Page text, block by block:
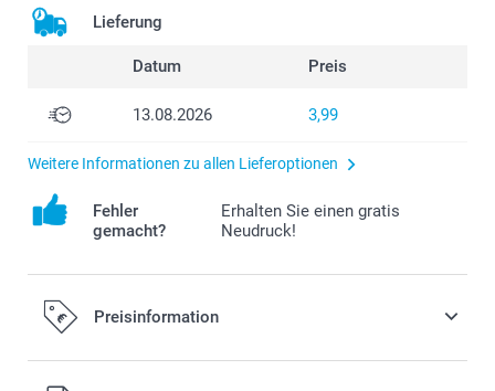
Lieferung
Datum Preis
13.08.2026 3,99
Weitere Informationen zu allen Lieferoptionen
Fehler
gemacht?
Erhalten Sie einen gratis
Neudruck!
Preisinformation